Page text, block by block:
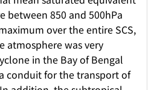
850 and 500hPa
over the entire SCS,
atmosphere was very
in the Bay of Bengal
conduit for the transport of